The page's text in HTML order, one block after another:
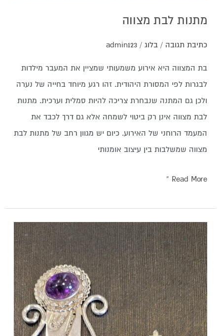
מתנות לבת מצווה
כתיבת תגובה / בלוג/
admin123
בת המצווה היא אירוע משמעותי שמציין את המעבר מילדות
לבגרות לפי המסורת היהודית. זהו רגע מיוחד בחייה של נערה
ולכן גם המתנה שנבחרת צריכה להיות סמלית וערכית. מתנות
לבת מצווה אינן רק ביטוי לשמחה אלא גם דרך לכבד את
המעמד הרוחני של האירוע. כיום יש מגוון רחב של מתנות לבת
מצווה שמשלבות בין עיצוב אומנותי
Read More »
מתנות
לבר
מצווה